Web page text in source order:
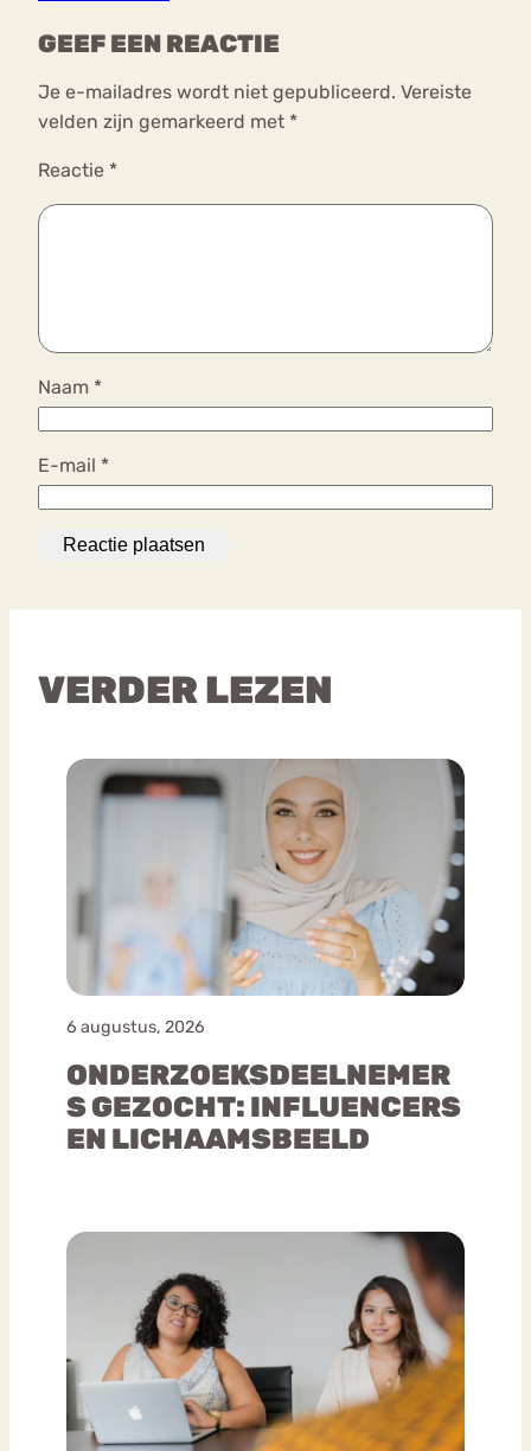
GEEF EEN REACTIE
Je e-mailadres wordt niet gepubliceerd. Vereiste
velden zijn gemarkeerd met *
Reactie *
Naam *
E-mail *
VERDER LEZEN
6 augustus, 2026
ONDERZOEKSDEELNEMER
S GEZOCHT: INFLUENCERS
EN LICHAAMSBEELD